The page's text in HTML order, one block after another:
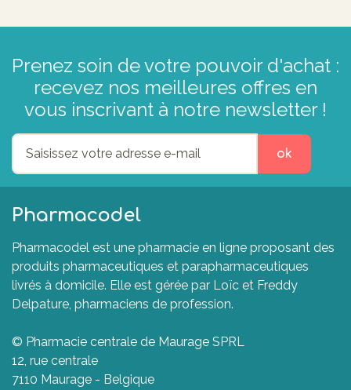
Prenez soin de votre pouvoir d'achat :
recevez nos meilleures offres en
vous inscrivant à notre newsletter !
ok
Pharmacodel
Pharmacodel est une pharmacie en ligne proposant des
produits pharmaceutiques et parapharmaceutiques
livrés à domicile. Elle est gérée par Loïc et Freddy
Delpature, pharmaciens de profession.
© Pharmacie centrale de Maurage SPRL
12, rue centrale
7110 Maurage - Belgique